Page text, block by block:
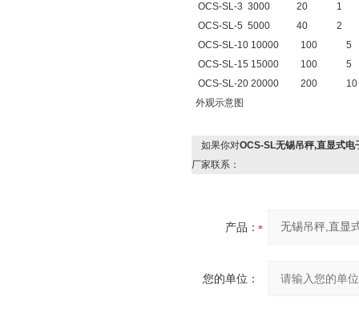
OCS-SL-3 3000 20 1
OCS-SL-5 5000 40 2
OCS-SL-10 10000 100
OCS-SL-15 15000 100
OCS-SL-20 20000 200
外观示意图
如果你对OCS-SL无锡吊秤,直显式电
厂家联系：
产品：
您的单位：